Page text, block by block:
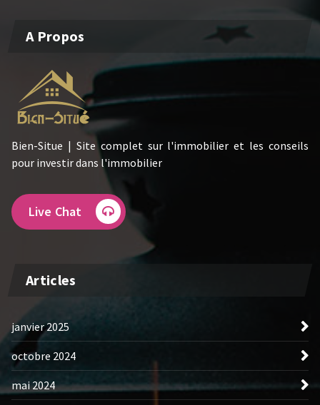
A Propos
Bien-Situe | Site complet sur l'immobilier et les conseils
pour investir dans l'immobilier
Live Chat
Articles
janvier 2025
octobre 2024
mai 2024